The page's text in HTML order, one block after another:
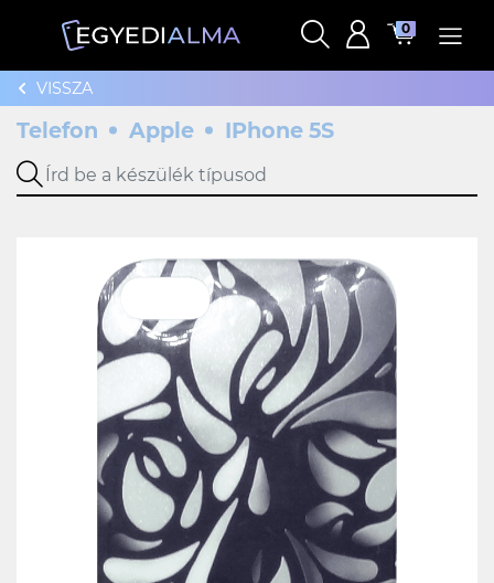
0
VISSZA
Telefon Apple IPhone 5S